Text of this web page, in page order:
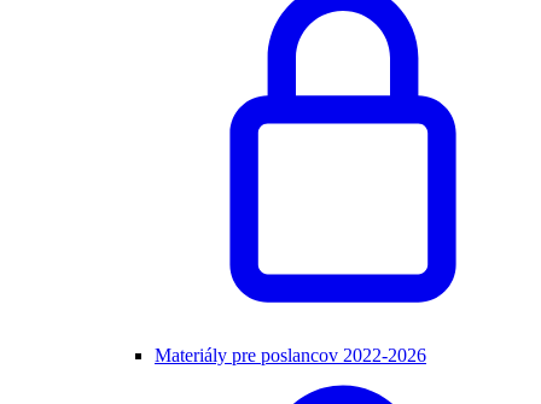
Materiály pre poslancov 2022-2026